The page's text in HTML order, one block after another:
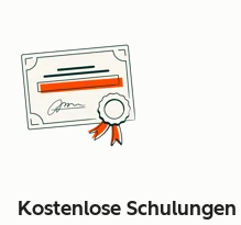
Kostenlose